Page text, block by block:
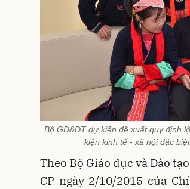
Bộ GD&ĐT dự kiến đề xuất quy định
kiện kinh tế - xã hội đặc
Theo Bộ Giáo dục và Đào
CP ngày 2/10/2015 của